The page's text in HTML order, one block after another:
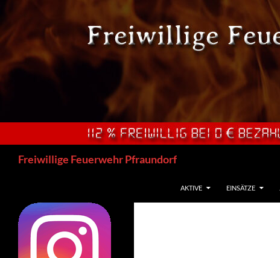
springen
Freiwillige Feuerwehr Pfraundorf
AKTIVE EINSÄTZE